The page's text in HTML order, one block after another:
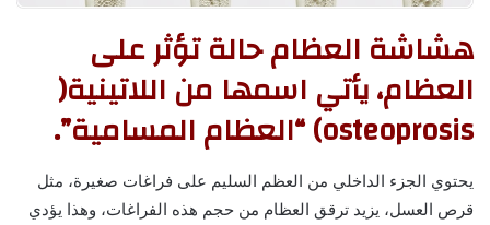
هشاشة العظام حالة تؤثر على
العظام، يأتي اسمها من اللاتينية(
osteoprosis) “العظام المسامية”.
يحتوي الجزء الداخلي من العظم السليم على فراغات صغيرة، مثل
قرص العسل، يزيد ترقق العظام من حجم هذه الفراغات، وهذا يؤدي